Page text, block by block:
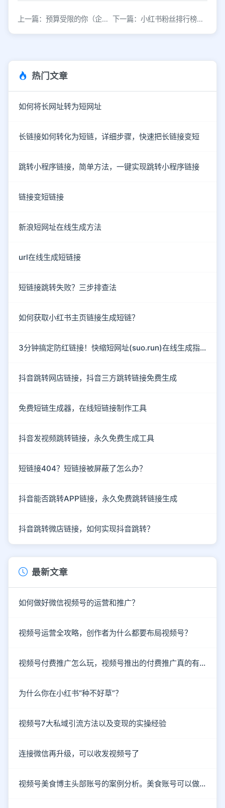
上一篇：预算受限的你（企业），该如何做小红书营销？ 下一篇：小红书粉丝排行榜丨2022年3月创作者榜单
热门文章
如何将长网址转为短网址
长链接如何转化为短链，详细步骤，快速把长链接变短
跳转小程序链接，简单方法，一键实现跳转小程序链接
链接变短链接
新浪短网址在线生成方法
url在线生成短链接
短链接跳转失败？三步排查法
如何获取小红书主页链接生成短链？
3分钟搞定防红链接！快缩短网址(suo.run)在线生成指南
抖音跳转网店链接，抖音三方跳转链接免费生成
免费短链生成器，在线短链接制作工具
抖音发视频跳转链接，永久免费生成工具
短链接404？短链接被屏蔽了怎么办？
抖音能否跳转APP链接，永久免费跳转链接生成
抖音跳转微店链接，如何实现抖音跳转？
最新文章
如何做好微信视频号的运营和推广？
视频号运营全攻略，创作者为什么都要布局视频号？
视频号付费推广怎么玩，视频号推出的付费推广真的有效吗？
为什么你在小红书“种不好草”？
视频号7大私域引流方法以及变现的实操经验
连接微信再升级，可以收发视频号了
视频号美食博主头部账号的案例分析。美食账号可以做哪些类型的内容？